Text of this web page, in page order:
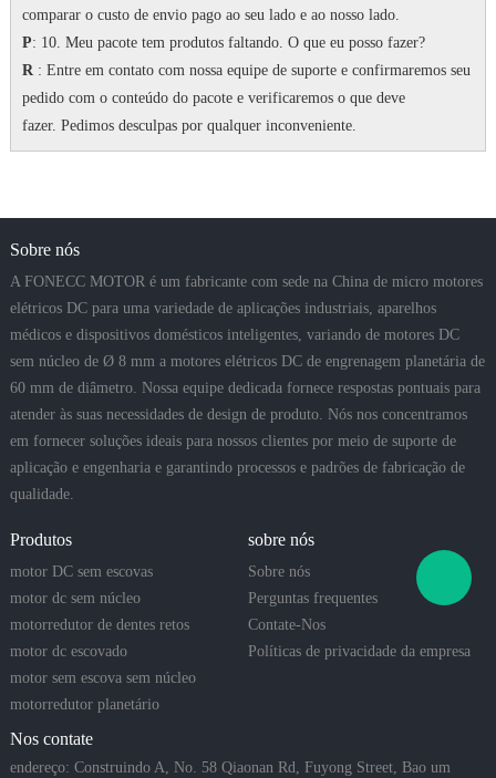
comparar o custo de envio pago ao seu lado e ao nosso lado.
P: 10. Meu pacote tem produtos faltando. O que eu posso fazer?
R: Entre em contato com nossa equipe de suporte e confirmaremos seu
pedido com o conteúdo do pacote e verificaremos o que deve
fazer. Pedimos desculpas por qualquer inconveniente.
Sobre nós
A FONECC MOTOR é um fabricante com sede na China de micro motores
elétricos DC para uma variedade de aplicações industriais, aparelhos
médicos e dispositivos domésticos inteligentes, variando de motores DC
sem núcleo de Ø 8 mm a motores elétricos DC de engrenagem planetária de
60 mm de diâmetro. Nossa equipe dedicada fornece respostas pontuais para
atender às suas necessidades de design de produto. Nós nos concentramos
em fornecer soluções ideais para nossos clientes por meio de suporte de
aplicação e engenharia e garantindo processos e padrões de fabricação de
qualidade.
Produtos
motor DC sem escovas
motor dc sem núcleo
motorredutor de dentes retos
motor dc escovado
motor sem escova sem núcleo
motorredutor planetário
sobre nós
Sobre nós
Perguntas frequentes
Contate-Nos
Políticas de privacidade da empresa
Nos contate
endereço: Construindo A, No. 58 Qiaonan Rd, Fuyong Street, Bao um